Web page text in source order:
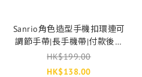
Sanrio角色造型手機扣環連可
調節手帶|長手機帶|付款後7-
14個工作天發貨
HK$199.00
HK$138.00